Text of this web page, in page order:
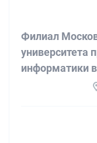
Филиал
университета
информатики